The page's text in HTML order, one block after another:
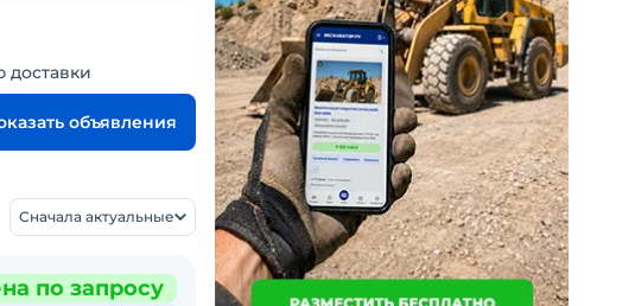
объявления
Сначала актуальные
по запросу